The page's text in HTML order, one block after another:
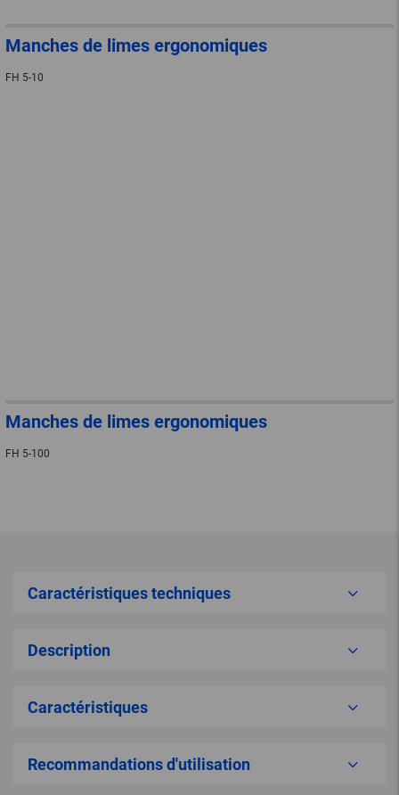
Manches de limes ergonomiques
FH 5-10
Manches de limes ergonomiques
FH 5-100
Caractéristiques techniques
Description
Caractéristiques
Recommandations d'utilisation